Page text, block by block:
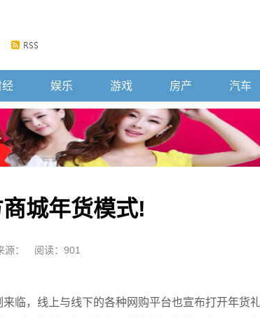
经 娱乐 游戏 房产 汽车
城年货模式!
源： 阅读：901
临，线上与线下的各种网购平台也宣布打开年货